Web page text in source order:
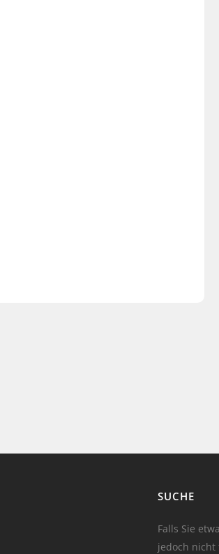
SUCHE
Falls Sie
jedoch nicht